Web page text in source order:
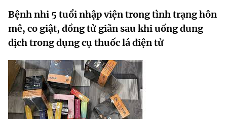
Giới thiệu
Chức năng nhiệm vụ
Cơ cấu tổ chức
Lịch sử phát triển
Sở Khoa học và Công nghệ
Tin tức sự kiện
Khoa học và Công nghệ
Đổi mới sáng tạo
Chuyển đổi số
Dịch vụ công
Hệ thống văn bản
Văn bản QPPL
MST IOFFICE
Bệnh nhi 5 tuổi nhập viện trong tình trạng hôn
mê, co giật, đồng tử giãn sau khi uống dung
dịch trong dụng cụ thuốc lá điện tử